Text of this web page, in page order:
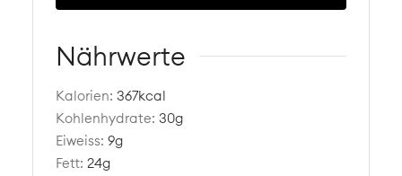
Nährwerte
Kalorien:367kcal
Kohlenhydrate:30g
Eiweiss:9g
Fett:24g